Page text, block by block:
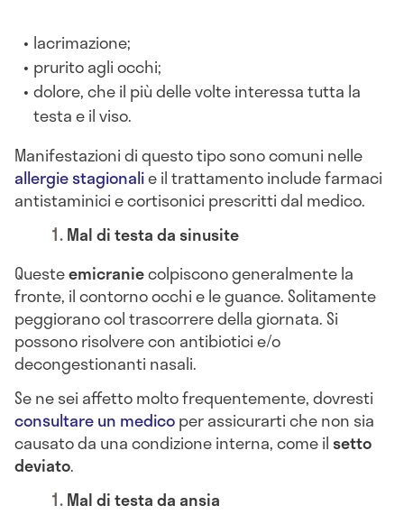
lacrimazione;
prurito agli occhi;
dolore, che il più delle volte interessa tutta la
testa e il viso.
Manifestazioni di questo tipo sono comuni nelle
allergie stagionalie il trattamento include farmaci
antistaminici e cortisonici prescritti dal medico.
Mal di testa da sinusite
Questeemicraniecolpiscono generalmente la
fronte, il contorno occhi e le guance. Solitamente
peggiorano col trascorrere della giornata. Si
possono risolvere con antibiotici e/o
decongestionanti nasali.
Se ne sei affetto molto frequentemente, dovresti
consultare un medicoper assicurarti che non sia
causato da una condizione interna, come ilsetto
deviato.
Mal di testa da ansia